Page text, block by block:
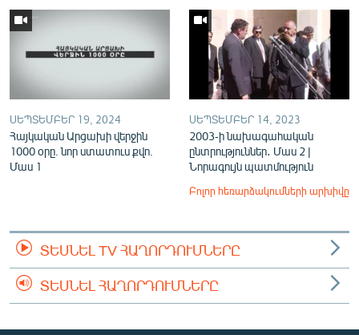
ՍԵՊՏԵՄԲԵՐ 19, 2024
Հայկական Արցախի վերջին
1000 օրը. նոր ստատուս քվո.
Մաս 1
ՍԵՊՏԵՄԲԵՐ 14, 2023
2003-ի նախագահական
ընտրություններ․ Մաս 2 |
Նորագույն պատմություն
Բոլոր հեռարձակումների արխիվը
ՏԵՍՆԵԼ TV ՀԱՂՈՐԴՈՒՄՆԵՐԸ
ՏԵՍՆԵԼ ՀԱՂՈՐԴՈՒՄՆԵՐԸ